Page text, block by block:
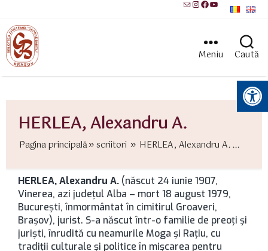
MailInstagram
Facebook
YouTube
Meniu Caută
Instrumente pentru accesibilitate
HERLEA, Alexandru A.
Pagina principală scriitori HERLEA, Alexandru A. ...
HERLEA, Alexandru A. (născut 24 iunie 1907,
Vinerea, azi județul Alba – mort 18 august 1979,
București, înmormântat în cimitirul Groaveri,
Brașov), jurist. S-a născut într-o familie de preoți și
juriști, înrudită cu neamurile Moga și Rațiu, cu
tradiții culturale și politice în mișcarea pentru